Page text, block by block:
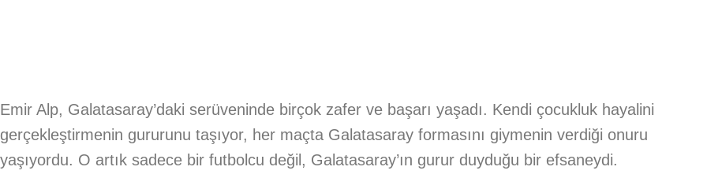
Emir Alp, Galatasaray’daki serüveninde birçok zafer ve başarı yaşadı. Kendi çocukluk hayalini
gerçekleştirmenin gururunu taşıyor, her maçta Galatasaray formasını giymenin verdiği onuru
yaşıyordu. O artık sadece bir futbolcu değil, Galatasaray’ın gurur duyduğu bir efsaneydi.